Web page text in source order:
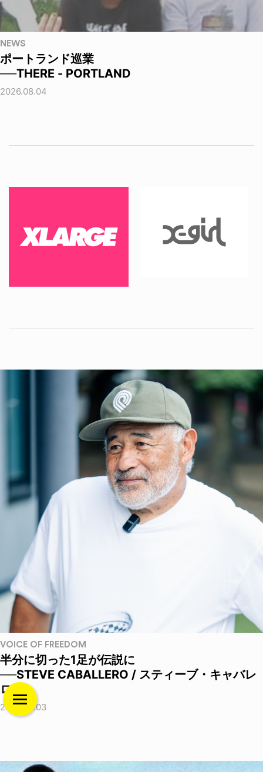
NEWS
ポートランド巡業
──THERE - PORTLAND
2026.08.04
VOICE OF FREEDOM
半分に切った1足が伝説に
──STEVE CABALLERO / スティーブ・キャバレ
ロ
2026.08.03